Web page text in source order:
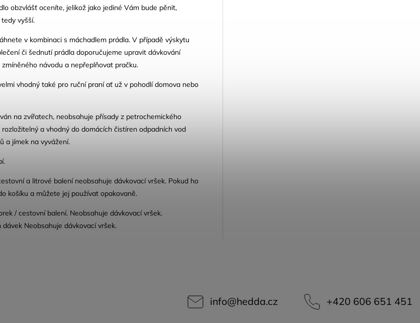
obzvlášť oceníte, jelikož jako jediné Vám bude pěnit,
vyšší.
v kombinaci s máchadlem prádla. V případě výskytu
či šednutí prádla doporučujeme upravit dávkování
návodu a nepřeplňovat pračku.
vhodný také pro ruční praní ať už v pohodlí domova nebo
na zvířatech, neobsahuje přísady z petrochemického
a vhodný do domácích čistíren odpadních vod
a jímek na vyvážení.
a litrové balení neobsahuje dávkovací vršek. Pokud ho
košíku a můžete jej používat opakovaně.
/ cestovní balení. Neobsahuje dávkovací vršek.
dávek Neobsahuje dávkovací vršek.
info@hedda.cz +420 606 651 451